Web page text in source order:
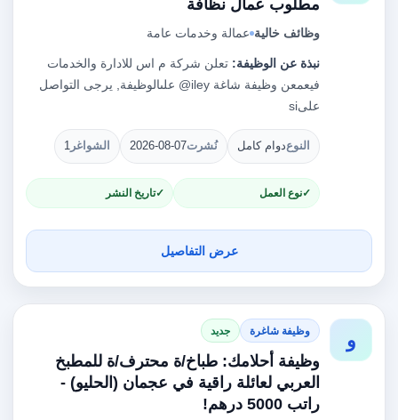
مطلوب عمال نظافة
وظائف خالية عمالة وخدمات عامة
نبذة عن الوظيفة: تعلن شركة م اس للادارة والخدمات
فيعمعن وظيفة شاغة ‎ey‏‎@il‏ علىالوظيفة, يرجى التواصل
على‎ si ‏
النوعدوام كامل نُشرت2026-08-07 الشواغر 1
نوع العمل تاريخ النشر
عرض التفاصيل
و وظيفة شاغرة جديد
وظيفة أحلامك: طباخ/ة محترف/ة للمطبخ
العربي لعائلة راقية في عجمان (الحليو) -
راتب 5000 درهم!